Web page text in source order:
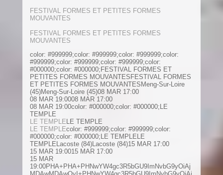
FESTIVAL FORMES ET PETITES FORMES
MOUVANTES
FESTIVAL FORMES ET PETITES FORMES
MOUVANTES
color: #999999;color: #999999;color: #999999;color:
#999999;color: #999999;color: #999999;color:
#000000;color: #000000;FESTIVAL FORMES ET
PETITES FORMES MOUVANTESFESTIVAL FORMES
ET PETITES FORMES MOUVANTESMeng-Sur-Loire
(45)Meng-Sur-Loire (45)08 MAR 17:00
08 MAR 19:0008 MAR 17:00
08 MAR 19:00color: #000000;color: #000000;LE
TEMPLE
LE TEMPLE LE TEMPLE
LE TEMPLEcolor: #999999;color: #999999;color:
#000000;color: #000000;LE TEMPLELE
TEMPLELacoste (84)Lacoste (84)15 MAR 17:00
15 MAR 19:0015 MAR 17:00
15 MAR
19:00PHA+PHA+PHNwYW4gc3R5bGU9ImNvbG9yOiAj